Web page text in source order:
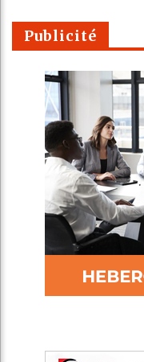
Publicité